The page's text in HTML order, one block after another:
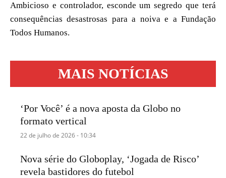
Ambicioso e controlador, esconde um segredo que terá
consequências desastrosas para a noiva e a Fundação
Todos Humanos.
MAIS NOTÍCIAS
‘Por Você’ é a nova aposta da Globo no
formato vertical
22 de julho de 2026 - 10:34
Nova série do Globoplay, ‘Jogada de Risco’
revela bastidores do futebol